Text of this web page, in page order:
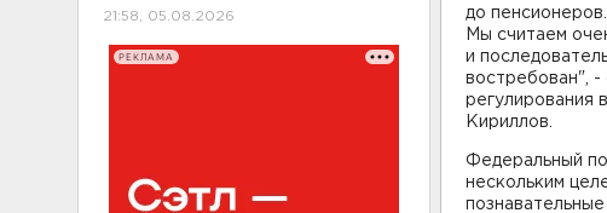
21:58, 05.08.2026
РЕКЛАМА
до
Мы считаем
и
востребован", -
регулирования
Кириллов.
Федеральный
нескольким